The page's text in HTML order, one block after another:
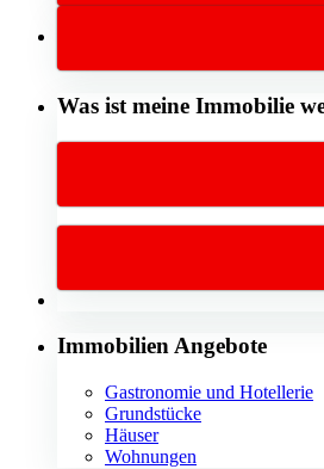
Was ist meine Immobilie
Immobilien Angebote
Gastronomie und Hotellerie
Grundstücke
Häuser
Wohnungen